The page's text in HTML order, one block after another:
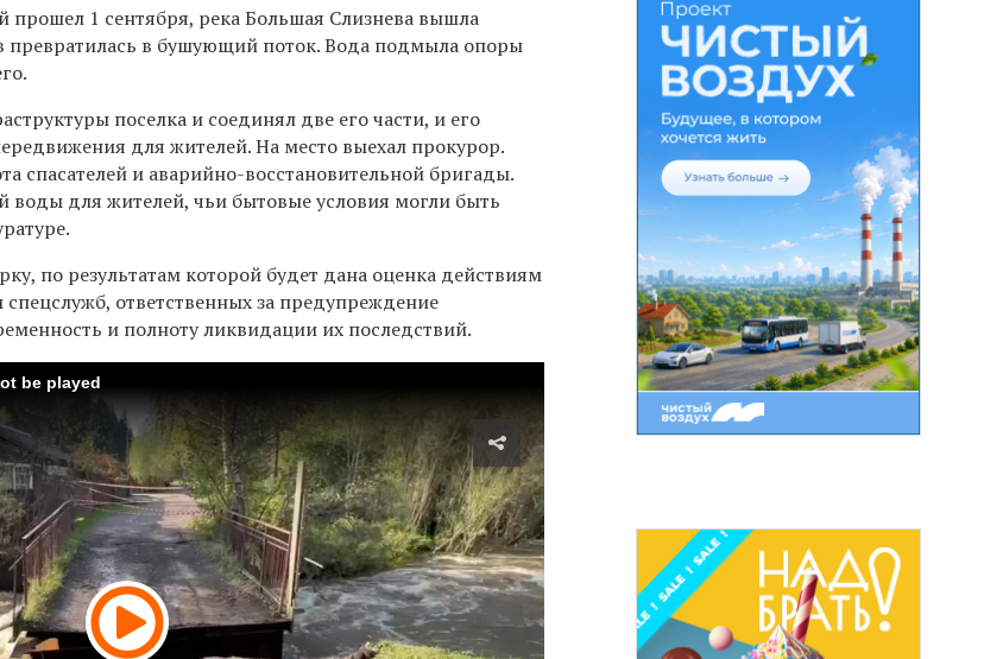
1 сентября, река Большая Слизнева вышла
превратилась в бушующий поток. Вода подмыла опоры
поселка и соединял две его части, и его
для жителей. На место выехал прокурор.
спасателей и аварийно-восстановительной бригады.
воды для жителей, чьи бытовые условия могли быть
по результатам которой будет дана оценка действиям
ответственных за предупреждение
и полноту ликвидации их последствий.
be played